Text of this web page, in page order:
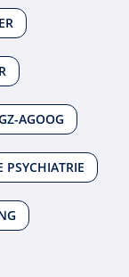
AGOOG
PSYCHIATRIE